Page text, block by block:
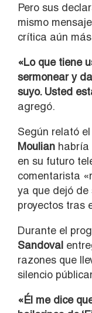
Pero sus
mismo
crítica aún
«Lo que tiene
sermonear y
suyo. Usted
agregó.
Según relató
Moulian habría
en su futuro
comentarista
ya que dejó de
proyectos tras
Durante el
Sandoval
razones que
silencio
«Él me dice